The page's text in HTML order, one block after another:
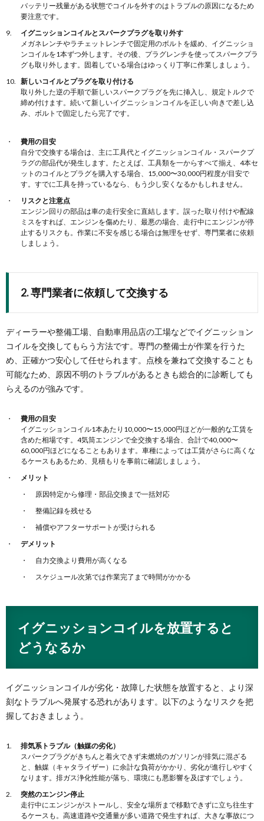
バッテリー残量がある状態でコイルを外すのはトラブルの原因になるため
要注意です。
イグニッションコイルとスパークプラグを取り外す
メガネレンチやラチェットレンチで固定用のボルトを緩め、イグニッショ
ンコイルを1本ずつ外します。その後、プラグレンチを使ってスパークプラ
グも取り外します。固着している場合はゆっくり丁寧に作業しましょう。
新しいコイルとプラグを取り付ける
取り外した逆の手順で新しいスパークプラグを先に挿入し、規定トルクで
締め付けます。続いて新しいイグニッションコイルを正しい向きで差し込
み、ボルトで固定したら完了です。
費用の目安
自分で交換する場合は、主に工具代とイグニッションコイル・スパークプ
ラグの部品代が発生します。たとえば、工具類を一からすべて揃え、4本セ
ットのコイルとプラグを購入する場合、15,000〜30,000円程度が目安で
す。すでに工具を持っているなら、もう少し安くなるかもしれません。
リスクと注意点
エンジン回りの部品は車の走行安全に直結します。誤った取り付けや配線
ミスをすれば、エンジンを傷めたり、最悪の場合、走行中にエンジンが停
止するリスクも。作業に不安を感じる場合は無理をせず、専門業者に依頼
しましょう。
2. 専門業者に依頼して交換する
ディーラーや整備工場、自動車用品店の工場などでイグニッション
コイルを交換してもらう方法です。専門の整備士が作業を行うた
め、正確かつ安心して任せられます。点検を兼ねて交換することも
可能なため、原因不明のトラブルがあるときも総合的に診断しても
らえるのが強みです。
費用の目安
イグニッションコイル1本あたり10,000〜15,000円ほどが一般的な工賃を
含めた相場です。4気筒エンジンで全交換する場合、合計で40,000〜
60,000円ほどになることもあります。車種によっては工賃がさらに高くな
るケースもあるため、見積もりを事前に確認しましょう。
メリット
原因特定から修理・部品交換まで一括対応
整備記録を残せる
補償やアフターサポートが受けられる
デメリット
自力交換より費用が高くなる
スケジュール次第では作業完了まで時間がかかる
イグニッションコイルを放置すると
どうなるか
イグニッションコイルが劣化・故障した状態を放置すると、より深
刻なトラブルへ発展する恐れがあります。以下のようなリスクを把
握しておきましょう。
排気系トラブル（触媒の劣化）
スパークプラグがきちんと着火できず未燃焼のガソリンが排気に混ざる
と、触媒（キャタライザー）に余計な負荷がかかり、劣化が進行しやすく
なります。排ガス浄化性能が落ち、環境にも悪影響を及ぼすでしょう。
突然のエンジン停止
走行中にエンジンがストールし、安全な場所まで移動できずに立ち往生す
るケースも。高速道路や交通量が多い道路で発生すれば、大きな事故につ